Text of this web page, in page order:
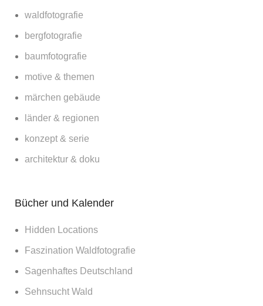
waldfotografie
bergfotografie
baumfotografie
motive & themen
märchen gebäude
länder & regionen
konzept & serie
architektur & doku
Bücher und Kalender
Hidden Locations
Faszination Waldfotografie
Sagenhaftes Deutschland
Sehnsucht Wald